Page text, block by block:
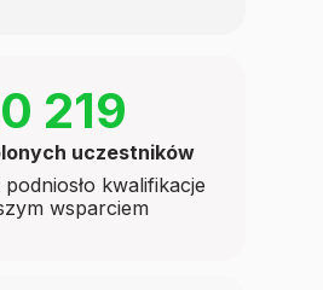
kwalifikacje
wsparciem
uczestników
219